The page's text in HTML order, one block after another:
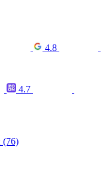
4.8
4.7
(76)